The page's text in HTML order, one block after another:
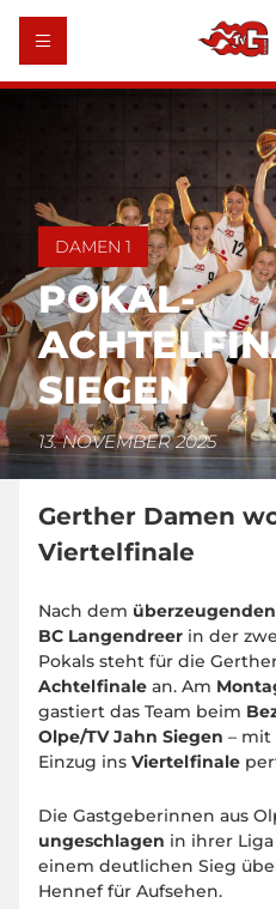
DAMEN 1
POKAL-
SIEGEN
13. NOVEMBER 2025
Gerther Damen
Viertelfinale
Nach dem
BC Langendreer in der
Pokals steht für die
Achtelfinale an. Am
gastiert das Team beim
Olpe/TV Jahn Siegen – mit
Einzug ins Viertelfinale
Die Gastgeberinnen aus
ungeschlagen in ihrer
einem deutlichen Sieg
Hennef für Aufsehen.